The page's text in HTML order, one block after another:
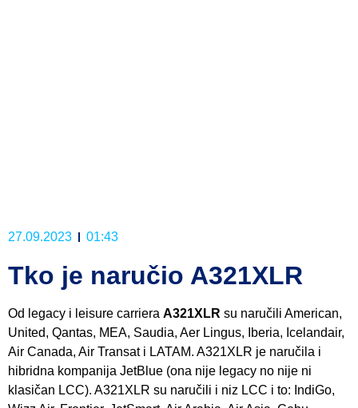
27.09.2023 01:43
Tko je naručio A321XLR
Od legacy i leisure carriera A321XLR su naručili American,
United, Qantas, MEA, Saudia, Aer Lingus, Iberia, Icelandair,
Air Canada, Air Transat i LATAM. A321XLR je naručila i
hibridna kompanija JetBlue (ona nije legacy no nije ni
klasičan LCC). A321XLR su naručili i niz LCC i to: IndiGo,